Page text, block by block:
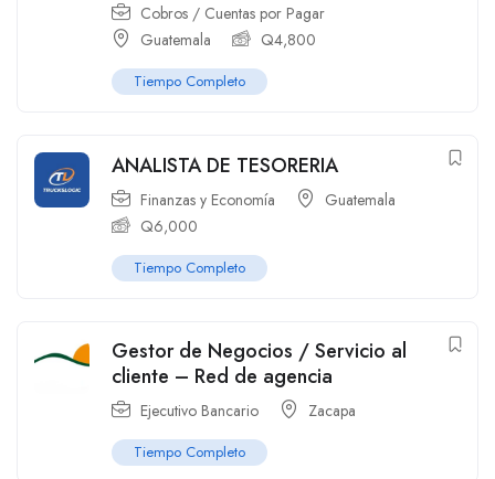
Cobros / Cuentas por Pagar
Guatemala
Q4,800
Tiempo Completo
ANALISTA DE TESORERIA
Finanzas y Economía
Guatemala
Q6,000
Tiempo Completo
Gestor de Negocios / Servicio al
cliente – Red de agencia
Ejecutivo Bancario Zacapa
Tiempo Completo